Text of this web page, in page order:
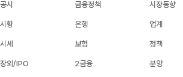
공시
시황
시세
장외/IPO
금융정책
은행
보험
2금융
시장동향
업계
정책
분양